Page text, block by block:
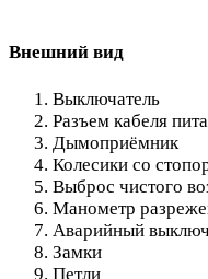
Внешний вид
Выключатель
Разъем кабеля
Дымоприёмник
Колесики со
Выброс чистого
Манометр
Аварийный
Замки
Петли